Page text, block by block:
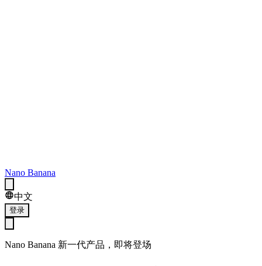
Nano Banana
中文
登录
Nano Banana 新一代产品，即将登场